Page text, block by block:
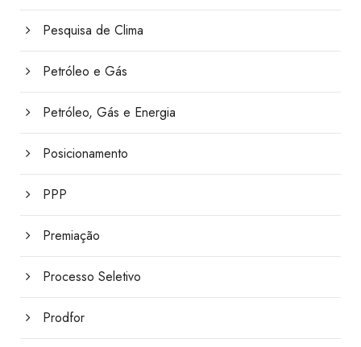
Pesquisa de Clima
Petróleo e Gás
Petróleo, Gás e Energia
Posicionamento
PPP
Premiação
Processo Seletivo
Prodfor